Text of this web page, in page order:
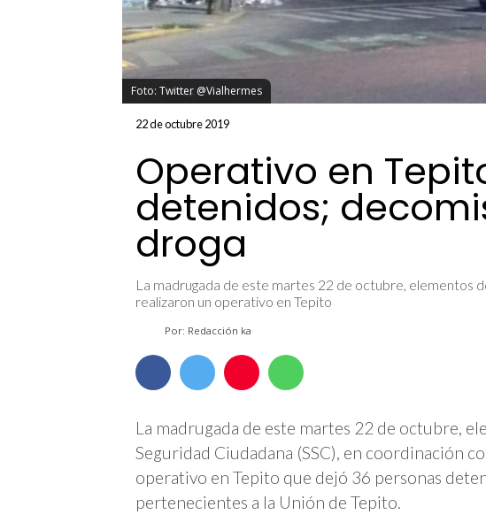
Foto: Twitter @Vialhermes
22 de octubre 2019
Operativo en
detenidos;
droga
La madrugada de este martes 22 de octubre, elementos
realizaron un operativo en Tepito
Por: Redacción ka
La madrugada de este martes 22 de octubre,
Seguridad Ciudadana (SSC), en coordinación
operativo en Tepito que dejó 36 personas
pertenecientes a la Unión de Tepito.